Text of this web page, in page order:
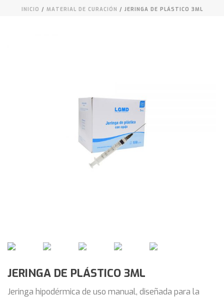
INICIO / MATERIAL DE CURACIÓN / JERINGA DE PLÁSTICO 3ML
JERINGA DE PLÁSTICO 3ML
Jeringa hipodérmica de uso manual, diseñada para la